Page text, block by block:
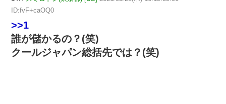
ID:fvF+caOQ0
>>1
誰が儲かるの？(⁠笑)
クールジャパン総括先では？(⁠笑)